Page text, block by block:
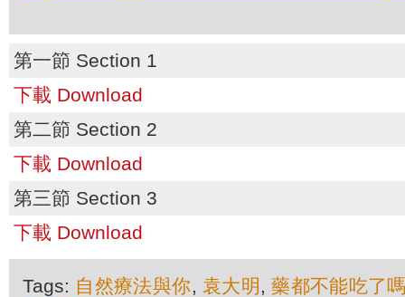
第一節 Section 1
下載 Download
第二節 Section 2
下載 Download
第三節 Section 3
下載 Download
Tags: 自然療法與你, 袁大明 ,藥都不能吃了